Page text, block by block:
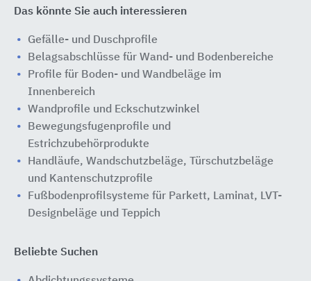
Das könnte Sie auch interessieren
Gefälle- und Duschprofile
Belagsabschlüsse für Wand- und Bodenbereiche
Profile für Boden- und Wandbeläge im
Innenbereich
Wandprofile und Eckschutzwinkel
Bewegungsfugenprofile und
Estrichzubehörprodukte
Handläufe, Wandschutzbeläge, Türschutzbeläge
und Kantenschutzprofile
Fußbodenprofilsysteme für Parkett, Laminat, LVT-
Designbeläge und Teppich
Beliebte Suchen